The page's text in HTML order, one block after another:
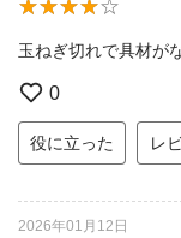
玉ねぎ切れで具材が
0
役に立った レ
2026年01月12日